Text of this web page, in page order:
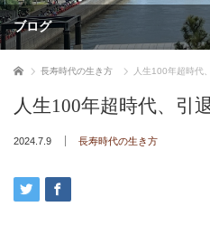
ブログ
ホーム 長寿時代の生き方 人生100年超時代
人生100年超時代、引
2024.7.9 長寿時代の生き方